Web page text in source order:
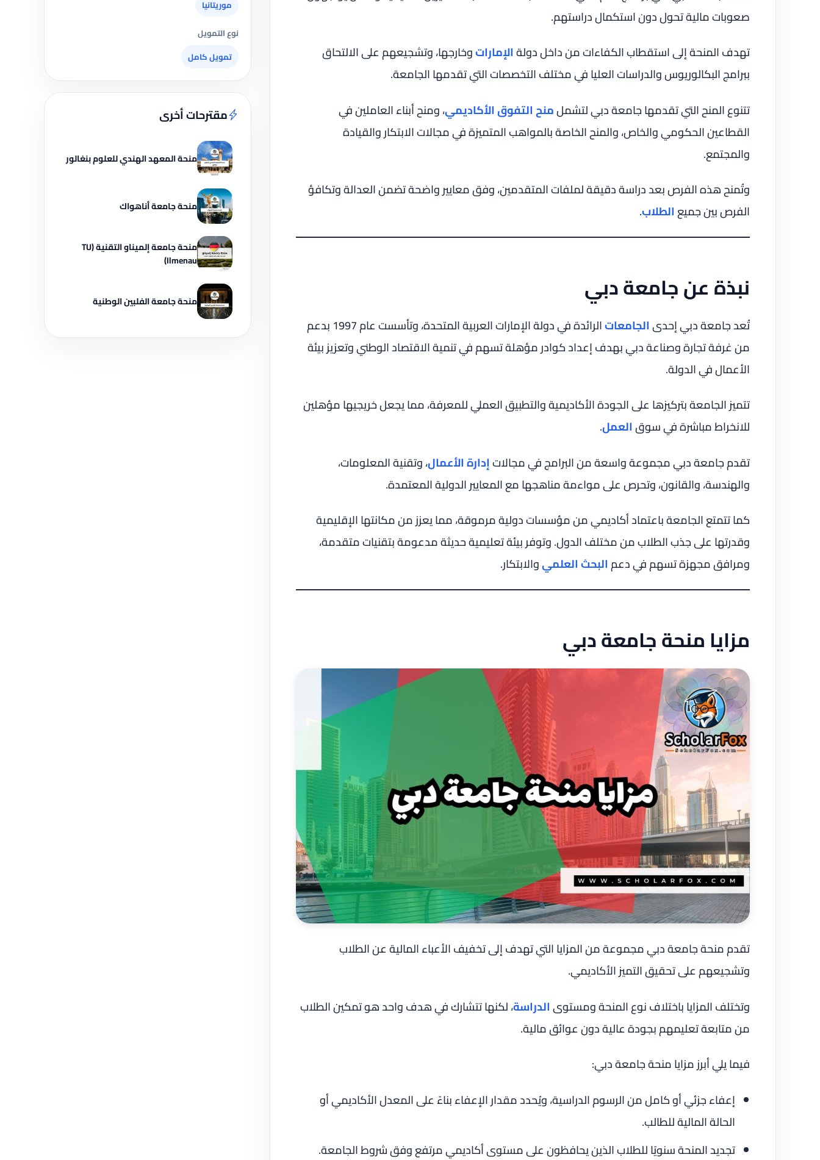
صعوبات مالية تحول دون استكمال دراستهم.
تهدف المنحة إلى استقطاب الكفاءات من داخل دولةالإماراتوخارجها، وتشجيعهم على الالتحاق
ببرامج البكالوريوس والدراسات العليا في مختلف التخصصات التي تقدمها الجامعة.
تتنوع المنح التي تقدمها جامعة دبي لتشملمنح التفوق الأكاديمي، ومنح أبناء العاملين في
القطاعين الحكومي والخاص، والمنح الخاصة بالمواهب المتميزة في مجالات الابتكار والقيادة
والمجتمع.
وتُمنح هذه الفرص بعد دراسة دقيقة لملفات المتقدمين، وفق معايير واضحة تضمن العدالة وتكافؤ
الفرص بين جميعالطلاب.
نبذة عن جامعة دبي
تُعد جامعة دبي إحدىالجامعات
الرائدة في دولة الإمارات العربية المتحدة، وتأسست عام 1997 بدعم
من غرفة تجارة وصناعة دبي بهدف إعداد كوادر مؤهلة تسهم في تنمية الاقتصاد الوطني وتعزيز بيئة
الأعمال في الدولة.
تتميز الجامعة بتركيزها على الجودة الأكاديمية والتطبيق العملي للمعرفة، مما يجعل خريجيها مؤهلين
للانخراط مباشرة في سوقالعمل.
تقدم جامعة دبي مجموعة واسعة من البرامج في مجالاتإدارة الأعمال، وتقنية المعلومات،
والهندسة، والقانون، وتحرص على مواءمة مناهجها مع المعايير الدولية المعتمدة.
كما تتمتع الجامعة باعتماد أكاديمي من مؤسسات دولية مرموقة، مما يعزز من مكانتها الإقليمية
وقدرتها على جذب الطلاب من مختلف الدول. وتوفر بيئة تعليمية حديثة مدعومة بتقنيات متقدمة،
ومرافق مجهزة تسهم في دعمالبحث العلميوالابتكار.
مزايا منحة جامعة دبي
تقدم منحة جامعة دبي مجموعة من المزايا التي تهدف إلى تخفيف الأعباء المالية عن الطلاب
وتشجيعهم على تحقيق التميز الأكاديمي.
وتختلف المزايا باختلاف نوع المنحة ومستوىالدراسة، لكنها تتشارك في هدف واحد هو تمكين الطلاب
من متابعة تعليمهم بجودة عالية دون عوائق مالية.
فيما يلي أبرز مزايا منحة جامعة دبي:
إعفاء جزئي أو كامل من الرسوم الدراسية، ويُحدد مقدار الإعفاء بناءً على المعدل الأكاديمي أو
الحالة المالية للطالب.
تجديد المنحة سنويًا للطلاب الذين يحافظون على مستوى أكاديمي مرتفع وفق شروط الجامعة.
موريتانيا
نوع التمويل
تمويل كامل
مقترحات أخرى
منحة المعهد الهندي للعلوم بنغالور
منحة جامعة أناهواك
منحة جامعة إلميناو التقنية (TU
Ilmenau)
منحة جامعة الفلبين الوطنية